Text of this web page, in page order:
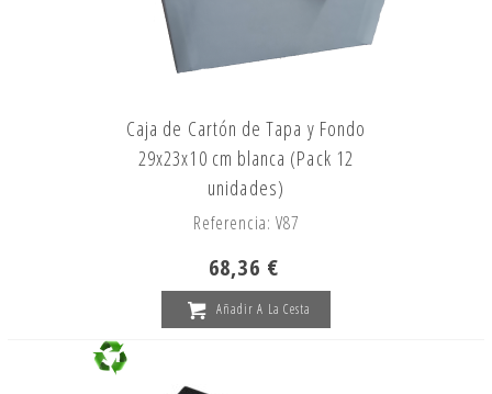
Caja de Cartón de Tapa y Fondo
29x23x10 cm blanca (Pack 12
unidades)
Referencia: V87
68,36 €
Añadir A La Cesta